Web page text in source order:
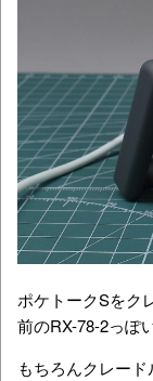
ポケトークSをク
前のRX-78-2っぽ
もちろんクレー